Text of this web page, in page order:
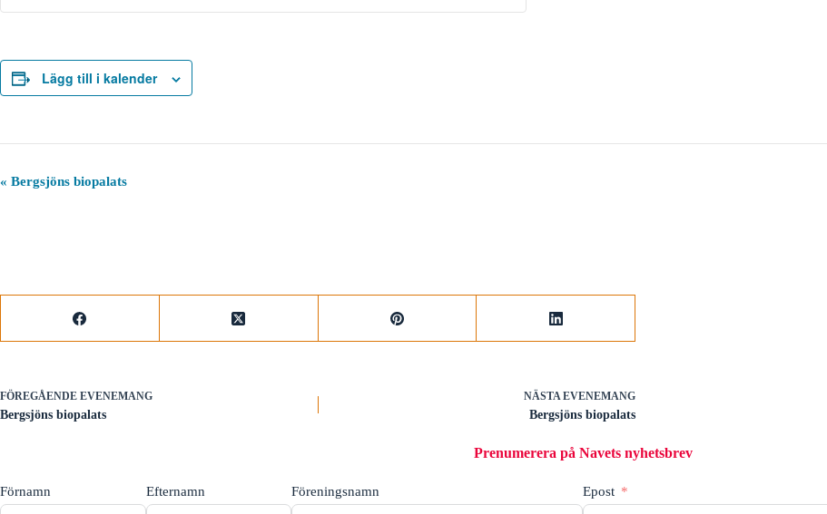
Lägg till i kalender
E
n
n
i
g
g
« Bergsjöns biopalats
FÖREGÅENDE EVENEMANG
Bergsjöns biopalats
NÄSTAEVENEMANG
Bergsjöns biopalats
Prenumerera på Navets nyhetsbrev
Förnamn Efternamn Föreningsnamn Epost